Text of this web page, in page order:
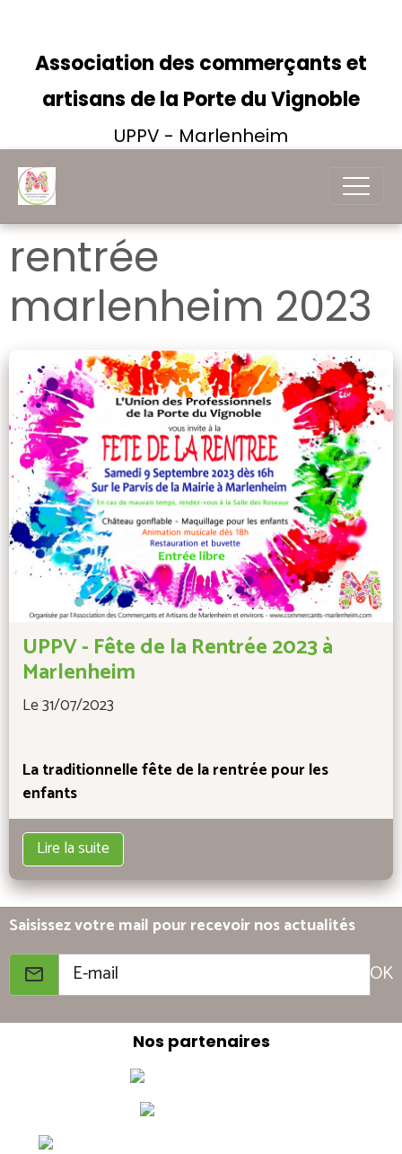
Association des commerçants et
artisans de la Porte du Vignoble
UPPV - Marlenheim
rentrée
marlenheim 2023
UPPV - Fête de la Rentrée 2023 à
Marlenheim
Le 31/07/2023
La traditionnelle fête de la rentrée pour les
enfants
Lire la suite
Saisissez votre mail pour recevoir nos actualités
OK
Nos partenaires